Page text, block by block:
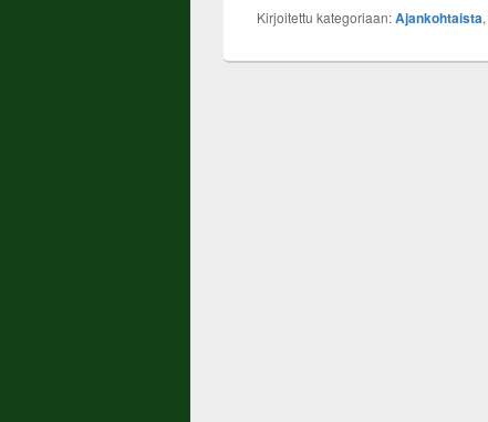
Kirjoitettu kategoriaan:Ajankohtaista,